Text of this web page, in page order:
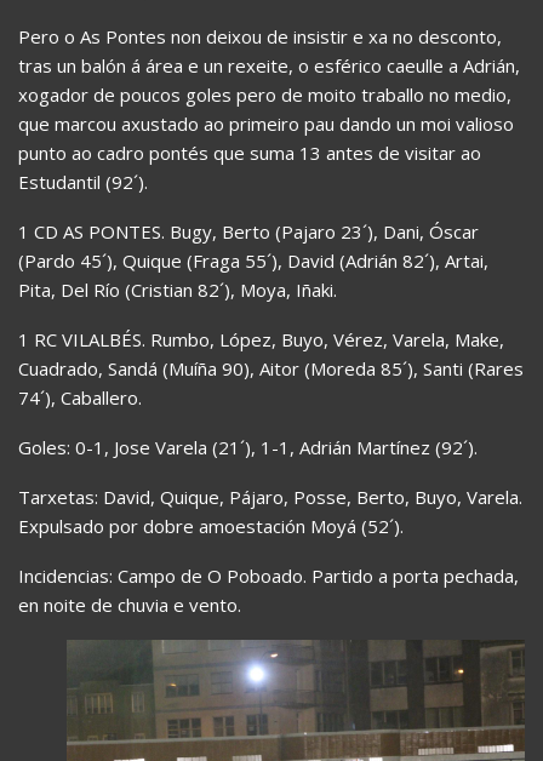
Pero o As Pontes non deixou de insistir e xa no desconto,
tras un balón á área e un rexeite, o esférico caeulle a Adrián,
xogador de poucos goles pero de moito traballo no medio,
que marcou axustado ao primeiro pau dando un moi valioso
punto ao cadro pontés que suma 13 antes de visitar ao
Estudantil (92´).
1 CD AS PONTES. Bugy, Berto (Pajaro 23´), Dani, Óscar
(Pardo 45´), Quique (Fraga 55´), David (Adrián 82´), Artai,
Pita, Del Río (Cristian 82´), Moya, Iñaki.
1 RC VILALBÉS. Rumbo, López, Buyo, Vérez, Varela, Make,
Cuadrado, Sandá (Muíña 90), Aitor (Moreda 85´), Santi (Rares
74´), Caballero.
Goles: 0-1, Jose Varela (21´), 1-1, Adrián Martínez (92´).
Tarxetas: David, Quique, Pájaro, Posse, Berto, Buyo, Varela.
Expulsado por dobre amoestación Moyá (52´).
Incidencias: Campo de O Poboado. Partido a porta pechada,
en noite de chuvia e vento.